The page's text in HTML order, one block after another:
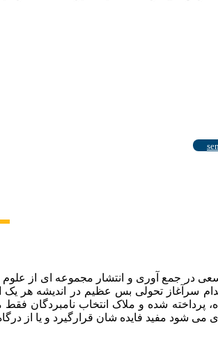
در جمع آوری و انتشار مجموعه ای از علوم
سرآغاز تحولی بس عظیم در اندیشه هر یک
پرداخته شده و ملاک انتخاب نامبردگان
می شود مفید فایده شان قرارگیرد و یا از